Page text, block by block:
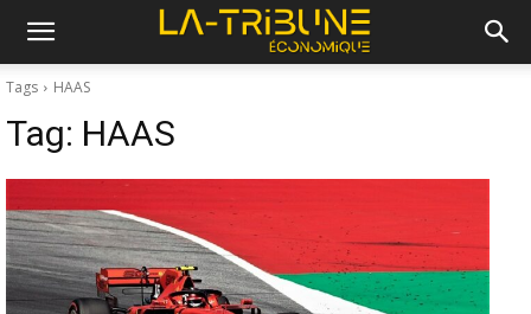
Tags HAAS
Tag: HAAS